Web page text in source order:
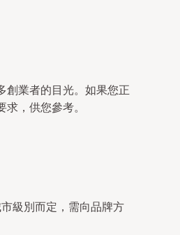
創業者的目光。如果您正
，供您參考。
級別而定，需向品牌方